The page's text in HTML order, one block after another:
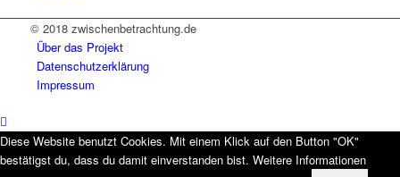
© 2018 zwischenbetrachtung.de
Über das Projekt
Datenschutzerklärung
Impressum
Diese Website benutzt Cookies. Mit einem Klick auf den Button "OK"
bestätigst du, dass du damit einverstanden bist. Weitere Informationen